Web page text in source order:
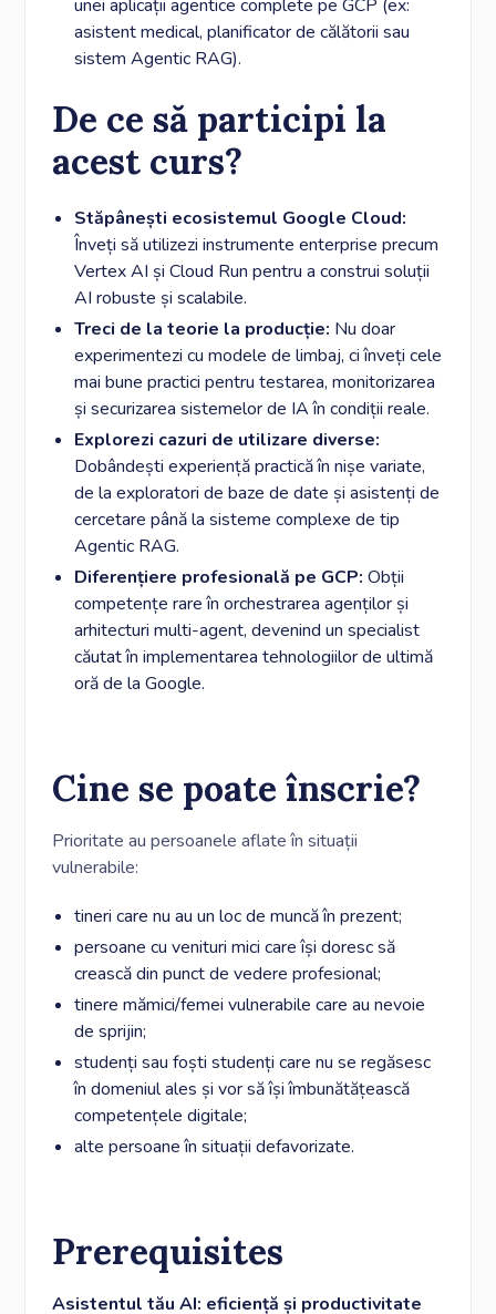
unei aplicații agentice complete pe GCP (ex:
asistent medical, planificator de călătorii sau
sistem Agentic RAG).
De ce să participi la
acest curs?
Stăpânești ecosistemul Google Cloud:
Înveți să utilizezi instrumente enterprise precum
Vertex AI și Cloud Run pentru a construi soluții
AI robuste și scalabile.
Treci de la teorie la producție: Nu doar
experimentezi cu modele de limbaj, ci înveți cele
mai bune practici pentru testarea, monitorizarea
și securizarea sistemelor de IA în condiții reale.
Explorezi cazuri de utilizare diverse:
Dobândești experiență practică în nișe variate,
de la exploratori de baze de date și asistenți de
cercetare până la sisteme complexe de tip
Agentic RAG.
Diferențiere profesională pe GCP: Obții
competențe rare în orchestrarea agenților și
arhitecturi multi-agent, devenind un specialist
căutat în implementarea tehnologiilor de ultimă
oră de la Google.
Cine se poate înscrie?
Prioritate au persoanele aflate în situații
vulnerabile:
tineri care nu au un loc de muncă în prezent;
persoane cu venituri mici care își doresc să
crească din punct de vedere profesional;
tinere mămici/femei vulnerabile care au nevoie
de sprijin;
studenți sau foști studenți care nu se regăsesc
în domeniul ales și vor să își îmbunătățească
competențele digitale;
alte persoane în situații defavorizate.
Prerequisites
Asistentul tău AI: eficiență și productivitate